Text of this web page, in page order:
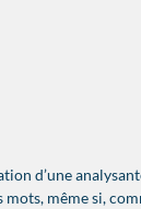
d’une
même si,